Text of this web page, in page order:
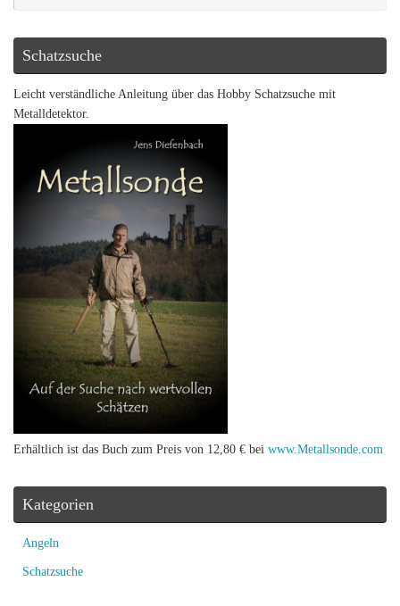
Schatzsuche
Leicht verständliche Anleitung über das Hobby Schatzsuche mit
Metalldetektor.
Erhältlich ist das Buch zum Preis von 12,80 € bei www.Metallsonde.com
Kategorien
Angeln
Schatzsuche